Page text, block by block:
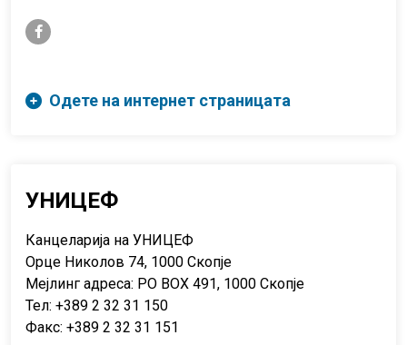
facebook-f
Одете на интернет страницата
УНИЦЕФ
Канцеларија на УНИЦЕФ
Орце Николов 74, 1000 Скопје
Мејлинг адреса: PO BOX 491, 1000 Скопје
Тел: +389 2 32 31 150
Факс: +389 2 32 31 151